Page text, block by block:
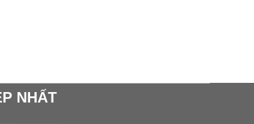
NHẤT